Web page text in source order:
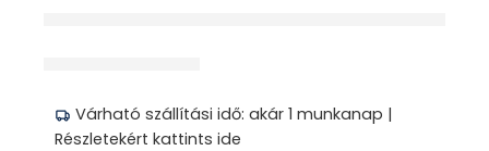
Várható szállítási idő: akár 1 munkanap |
Részletekért kattints ide